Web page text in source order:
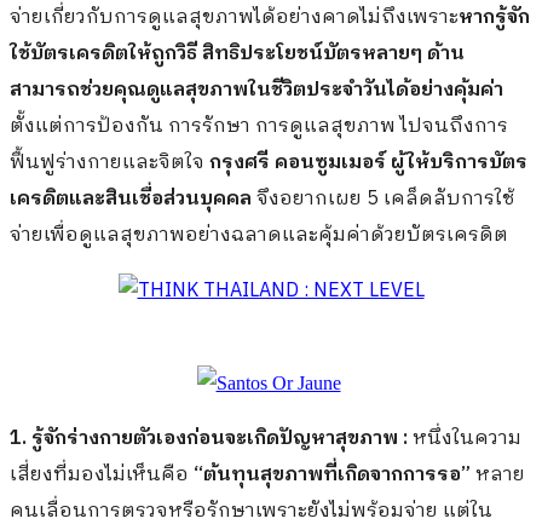
จ่ายเกี่ยวกับการดูแลสุขภาพได้อย่างคาดไม่ถึงเพราะหากรู้จัก
ใช้บัตรเครดิตให้ถูกวิธี สิทธิประโยชน์บัตรหลายๆ ด้าน
สามารถช่วยคุณดูแลสุขภาพในชีวิตประจำวันได้อย่างคุ้มค่า
ตั้งแต่การป้องกัน การรักษา การดูแลสุขภาพ ไปจนถึงการ
ฟื้นฟูร่างกายและจิตใจ กรุงศรี คอนซูมเมอร์ ผู้ให้บริการบัตร
เครดิตและสินเชื่อส่วนบุคคลจึงอยากเผย 5 เคล็ดลับการใช้
จ่ายเพื่อดูแลสุขภาพอย่างฉลาดและคุ้มค่าด้วยบัตรเครดิต
1. รู้จักร่างกายตัวเองก่อนจะเกิดปัญหาสุขภาพ :หนึ่งในความ
เสี่ยงที่มองไม่เห็นคือ “ต้นทุนสุขภาพที่เกิดจากการรอ”หลาย
คนเลื่อนการตรวจหรือรักษาเพราะยังไม่พร้อมจ่าย แต่ใน